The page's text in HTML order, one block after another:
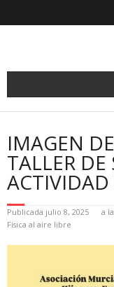
IMAGEN
TALLER
ACTIVIDAD
Publicada julio 8, 2025 a
Física al aire libre